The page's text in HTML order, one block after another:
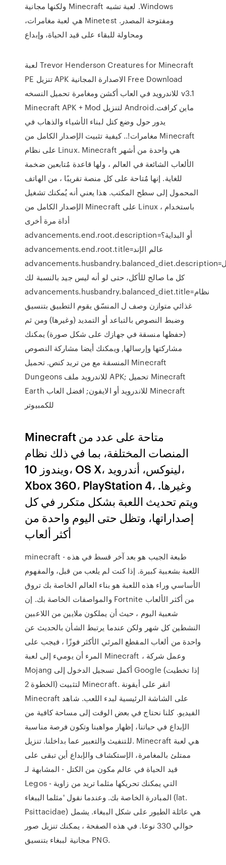
Windows. لعبة تشبه Minecraft ولكنها مجانية
ومفتوحة المصدر. Minetest هي لعبة مغامرات،
ومحاولة للبقاء على قيد الحياة، وإبداع
لعبة Trevor Henderson Creatures for Minecraft
PE تنزيل APK الاصدارة المجانية Free Download
للاندرويد في العاب أكشن ومغامرة تحميل النسخه v3.1
Minecraft‏ APK + Mod لتنزيل Android.ماين كرافت
يدور حول وضع كتل لبناء الأشياء والذهاب في
مغامرات!.. كيفية تثبيت الإصدار الكامل من Minecraft
على نظام Linux. Minecraft هي واحدة من أشهر
الألعاب الشائعة في العالم ، ولها قاعدة مُتابعين ضخمة
للغاية. إنها مُتاحة على كل منصة تقريبًا ، من الهاتف
المحمول إلى سطح المكتب. هذا يعني أنه يُمكنك تشغيل
الإصدار الكامل من Minecraft على Linux ، باستخدام
أداة مرة أخرى
advancements.end.root.description=أو البداية؟
advancements.end.root.title=عالم الإند
advancements.husbandry.balanced_diet.description=أكل
كل ما صالح للأكل، حتى لو أنه ليس جيد بالنسبة لك
advancements.husbandry.balanced_diet.title=نظام
غذائي متوازن وصف ل المنسّق يقوم التطبيق بتنسيق
وضبط النصوص بالتباعد أو التمديد (وغيرها) ومن ثم
(حفظها منسقة في جهازك على شكل صورة) يمكنك
مشاركتها وإرسالها, ويمكنك أيضا مشاركة النصوص
المنسقة مع من تريد كنص. تحميل Minecraft
Dungeons للاندرويد ملف APK; تحميل Minecraft
Earth للاندرويد أو الايفون; افضل العاب Minecraft
للكمبيوتر
Minecraft متاحة على عدد من
المنصات المختلفة، بما في ذلك نظام
ويندوز 10، OS X، لينوكس، أندرويد،
Xbox 360، PlayStation 4، وغيرها.
ويتم تحديث اللعبة بشكل متكرر في كل
إصداراتها، وتظل حتى اليوم واحدة من
أكثر ألعاب
minecraft - طبعة الجيب هو بعد آخر قسط في هذه
اللعبة بشعبية كبيرة. إذا كنت لم يلعب من قبل، والمفهوم
الأساسي وراء هذه اللعبة هو بناء العالم الخاصة بك تروق
والمواصفات الخاصة بك. إن Fortnite من أكثر الألعاب
شعبية اليوم ، حيث أن يملكون ملايين من اللاعبين
النشطين كل شهر ولكن عندما يرتبط الشأن بالحديث عن
واحدة من ألعاب المقطع المرئي الأكثر فوزًا ، فيجب على
المرء أن يوميء إلى لعبة Minecraft ، وعمل شركة
Mojang أكمل تسجيل الدخول إلى Google (إذا تخطيت
الخطوة 2) لتثبيت Minecraft. انقر على أيقونة
Minecraft على الشاشة الرئيسية لبدء اللعب. شاهد
الفيديو. كلنا نحتاج في بعض الوقت إلى مساحة كافية من
الإبداع في حياتنا، إظهار مواهبنا وتكون فرصة مناسبة
للتنفيث والتعبير عما بداخلنا. تنزيل. Minecraft هي لعبة
ممتلئ بالمغامرة، الإستكشاف والإبداع أين تبقى على
قيد الحياة في عالم مكون من الكتل - المشابهة لـ
Legos - التي يمكنك تحريكها مثلما تريد من زاوية
المبادرة الخاصة بك. وعندما نقول 'مثلما الببغاء (lat.
Psittacidae) هي عائلة الطيور على شكل الببغاء. يشمل
حوالي 330 نوعا. في هذه الصفحة ، يمكنك تنزيل صور
مجانية لببغاء بتنسيق PNG.